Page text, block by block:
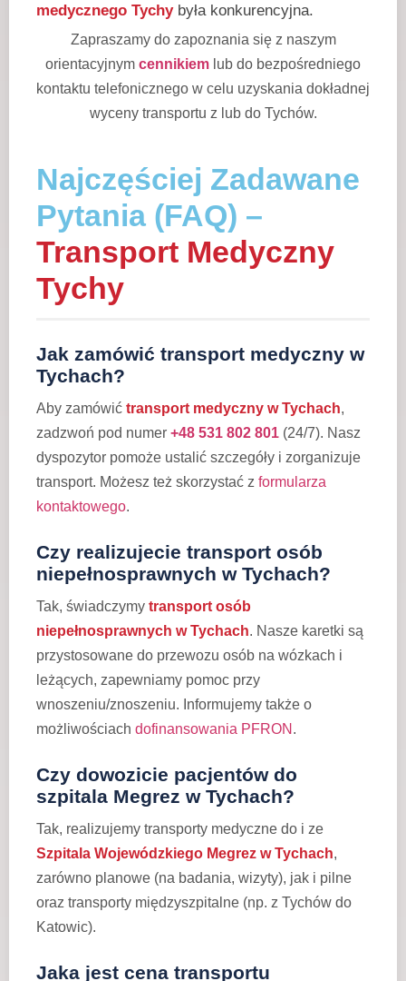
medycznego Tychybyła konkurencyjna.
Zapraszamy do zapoznania się z naszym
orientacyjnym cennikiem lub do bezpośredniego
kontaktu telefonicznego w celu uzyskania dokładnej
wyceny transportu z lub do Tychów.
Najczęściej Zadawane
Pytania (FAQ) –
Transport Medyczny
Tychy
Jak zamówić transport medyczny w
Tychach?
Aby zamówić transport medyczny w Tychach,
zadzwoń pod numer +48 531 802 801 (24/7). Nasz
dyspozytor pomoże ustalić szczegóły i zorganizuje
transport. Możesz też skorzystać z formularza
kontaktowego.
Czy realizujecie transport osób
niepełnosprawnych w Tychach?
Tak, świadczymy transport osób
niepełnosprawnych w Tychach. Nasze karetki są
przystosowane do przewozu osób na wózkach i
leżących, zapewniamy pomoc przy
wnoszeniu/znoszeniu. Informujemy także o
możliwościach dofinansowania PFRON .
Czy dowozicie pacjentów do
szpitala Megrez w Tychach?
Tak, realizujemy transporty medyczne do i ze
Szpitala Wojewódzkiego Megrez w Tychach,
zarówno planowe (na badania, wizyty), jak i pilne
oraz transporty międzyszpitalne (np. z Tychów do
Katowic).
Jaka jest cena transportu